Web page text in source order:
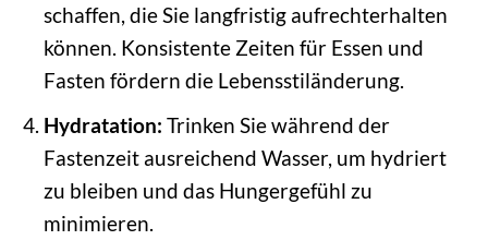
schaffen, die Sie langfristig aufrechterhalten
können. Konsistente Zeiten für Essen und
Fasten fördern die Lebensstiländerung.
Hydratation: Trinken Sie während der
Fastenzeit ausreichend Wasser, um hydriert
zu bleiben und das Hungergefühl zu
minimieren.